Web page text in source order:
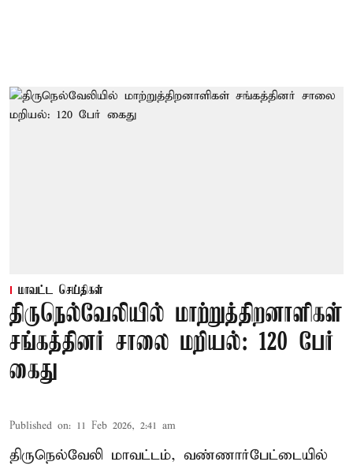
மாவட்ட செய்திகள்
திருநெல்வேலியில் மாற்றுத்திறனாளிகள்
சங்கத்தினர் சாலை மறியல்: 120 பேர்
கைது
Published on: 11 Feb 2026, 2:41 am
திருநெல்வேலி மாவட்டம், வண்ணார்பேட்டையில்